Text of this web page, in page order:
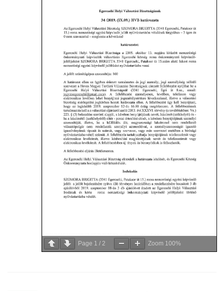
Page 1 /2 Zoom 100%